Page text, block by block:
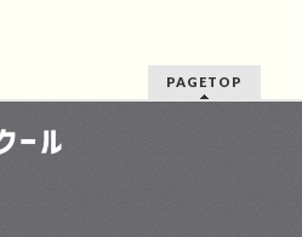
PAGETOP